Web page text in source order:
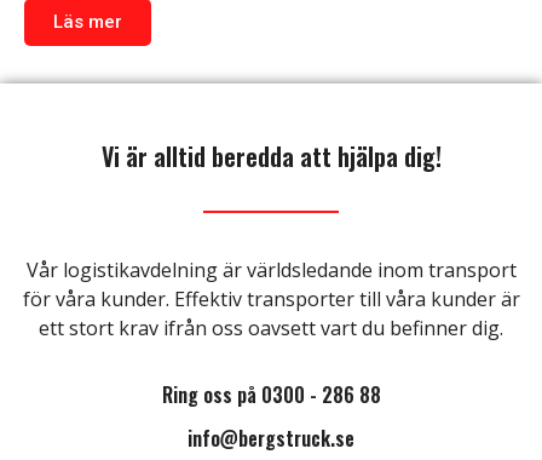
Läs mer
Vi är alltid beredda att hjälpa dig!
Vår logistikavdelning är världsledande inom transport
för våra kunder. Effektiv transporter till våra kunder är
ett stort krav ifrån oss oavsett vart du befinner dig.
Ring oss på 0300 - 286 88
info@bergstruck.se